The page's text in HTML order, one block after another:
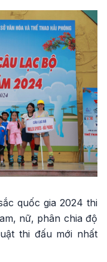
quốc gia 2024 thi
nữ, phân chia độ
thi đấu mới nhất